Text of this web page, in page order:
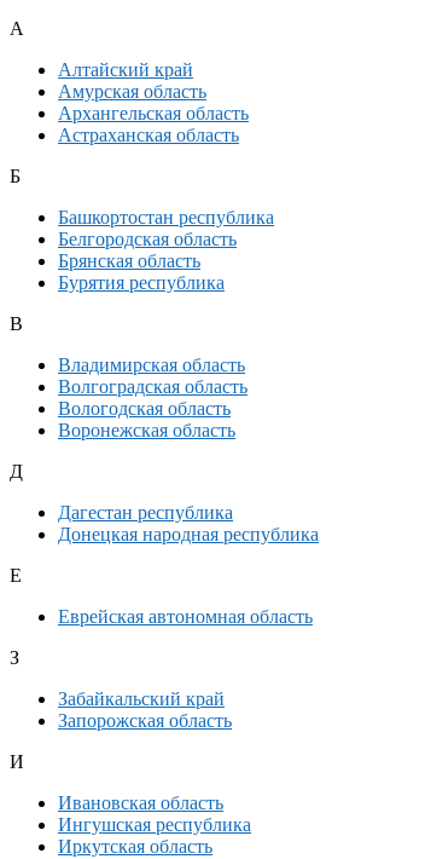
А
Алтайский край
Амурская область
Архангельская область
Астраханская область
Б
Башкортостан республика
Белгородская область
Брянская область
Бурятия республика
В
Владимирская область
Волгоградская область
Вологодская область
Воронежская область
Д
Дагестан республика
Донецкая народная республика
Е
Еврейская автономная область
З
Забайкальский край
Запорожская область
И
Ивановская область
Ингушская республика
Иркутская область